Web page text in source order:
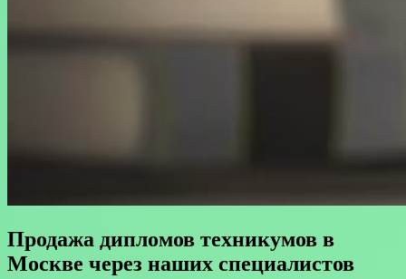
Продажа дипломов техникумов в
Москве через наших специалистов